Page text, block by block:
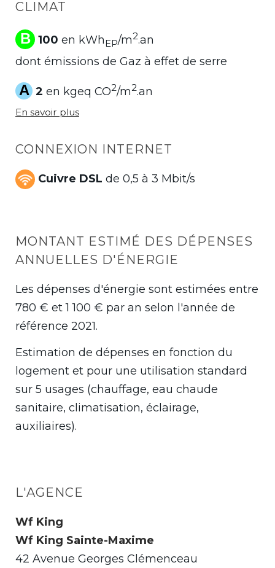
CLIMAT
B 100 en kWhEP/m2.an
dont émissions de Gaz à effet de serre
A 2 en kgeq CO2/m2.an
En savoir plus
CONNEXION INTERNET
Cuivre DSL de 0,5 à 3 Mbit/s
MONTANT ESTIMÉ DES DÉPENSES
ANNUELLES D'ÉNERGIE
Les dépenses d'énergie sont estimées entre
780 € et 1 100 € par an selon l'année de
référence 2021.
Estimation de dépenses en fonction du
logement et pour une utilisation standard
sur 5 usages (chauffage, eau chaude
sanitaire, climatisation, éclairage,
auxiliaires).
L'AGENCE
Wf King
Wf King Sainte-Maxime
42 Avenue Georges Clémenceau